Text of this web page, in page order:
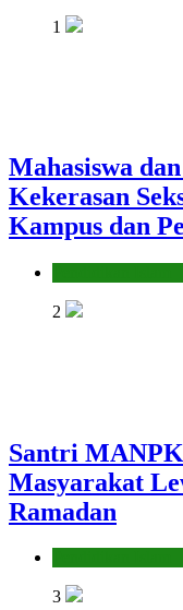
1
Mahasiswa
Kekerasan
Kampus dan
2
Santri
Masyarakat
Ramadan
3